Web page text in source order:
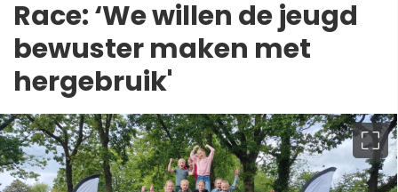
Race: ‘We willen de jeugd
bewuster maken met
hergebruik'